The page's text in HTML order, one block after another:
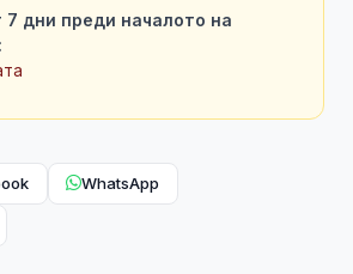
7 дни преди началото на
WhatsApp